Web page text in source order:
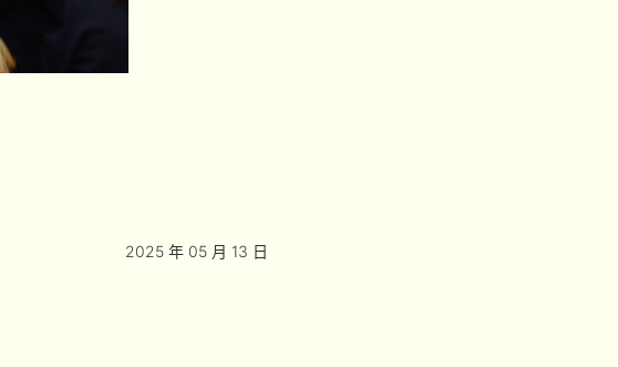
2025 年 05 月 13 日